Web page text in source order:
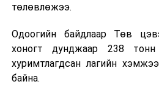
жишээнд суурилсан сургалт,
танилцах, онцгой нөхцөлд
онол, практик хосолсон
байна.
төлөвлөжээ.
Одоогийн байдлаар Төв
хоногт дунджаар 238
хуримтлагдсан лагийн
байна.